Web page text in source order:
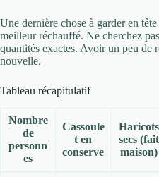
Une dernière chose à garder en
meilleur réchauffé. Ne cherchez
quantités exactes. Avoir un peu de
nouvelle.
Tableau récapitulatif
Nombre
de
personn
es
Cassoule
t en
conserve
Haricots
secs (fait
maison)